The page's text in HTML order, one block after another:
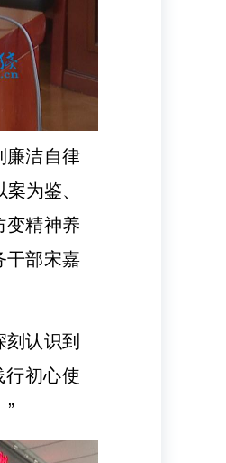
廉洁自律
为鉴、
精神养
干部宋嘉
刻认识到
初心使